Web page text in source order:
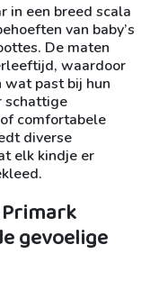
in een breed scala
van baby’s
De maten
waardoor
wat past bij hun
schattige
comfortabele
diverse
elk kindje er
gevoelige